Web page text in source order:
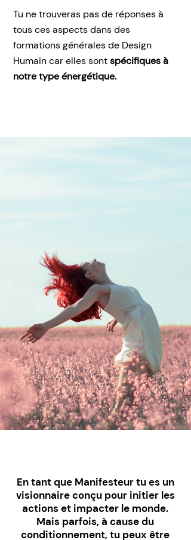
Tu ne trouveras pas de réponses à
tous ces aspects dans des
formations générales de Design
Humain car elles sontspécifiques à
notre type énergétique.
En tant que Manifesteur tu es un
visionnaire conçu pour initier les
actions et impacter le monde.
Mais parfois, à cause du
conditionnement, tu peux être